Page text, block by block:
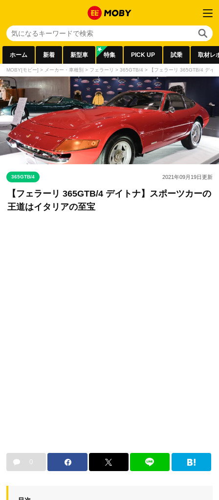
ホーム 新着 新型車 特集 PICK UP 試乗 取材レ
MOBY[モビー] > メーカー・車種別 > フェラーリ > 365GTB/4 > 【フェラーリ 365GTB/4 デイ
365GTB/4 2021年09月19日更新
【フェラーリ 365GTB/4 デイトナ】スポーツカーの
王道はイタリアの至宝
0